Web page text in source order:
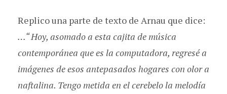
Replico una parte de texto de Arnau que dice:
…“ Hoy, asomado a esta cajita de música
contemporánea que es la computadora, regresé a
imágenes de esos antepasados hogares con olor a
naftalina. Tengo metida en el cerebelo la melodía